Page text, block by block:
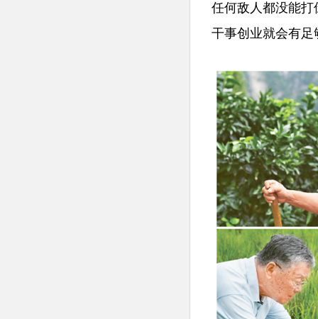
任何敌人都没能
干事创业就会有